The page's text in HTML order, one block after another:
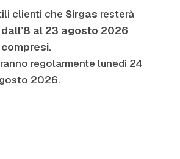
clienti che Sirgas resterà
dall’8 al 23 agosto 2026
compresi.
regolarmente lunedì 24
2026.